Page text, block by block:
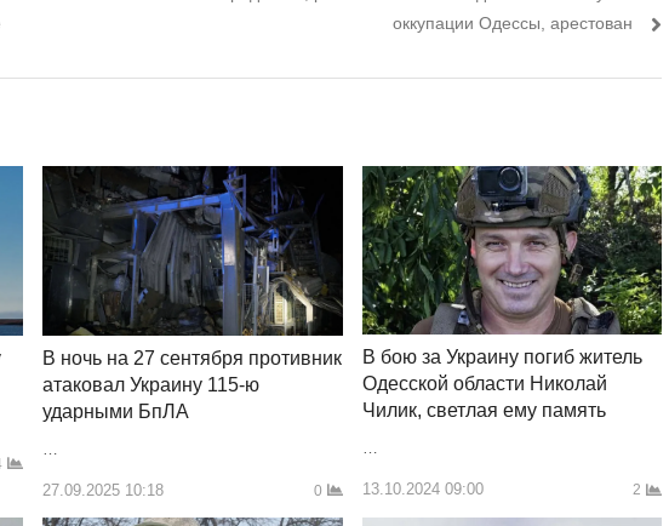
оккупации Одессы, арестован
В ночь на 27 сентября противник
атаковал Украину 115-ю
ударными БпЛА
27.09.2025 10:18 0
В бою за Украину погиб житель
Одесской области Николай
Чилик, светлая ему память
…
13.10.2024 09:00 2